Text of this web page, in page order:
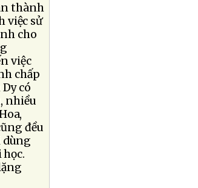
thành
việc sử
cho
việc
chấp
có
nhiều
đều
dùng